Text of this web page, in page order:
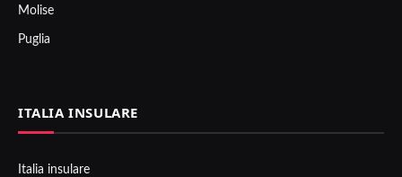
Molise
Puglia
ITALIA INSULARE
Italia insulare